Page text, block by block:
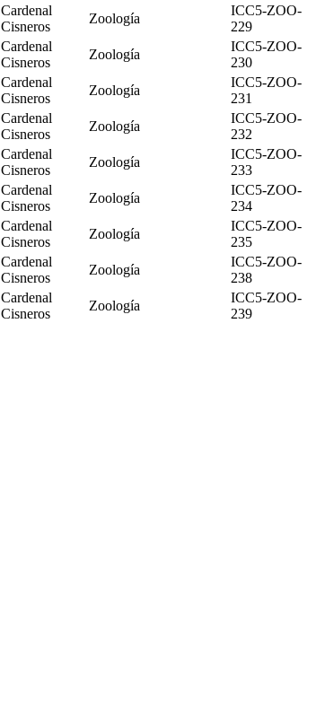
Cardenal
Cisneros
Zoología
ICC5-ZOO-
229
Cardenal
Cisneros
Zoología
ICC5-ZOO-
230
Cardenal
Cisneros
Zoología
ICC5-ZOO-
231
Cardenal
Cisneros
Zoología
ICC5-ZOO-
232
Cardenal
Cisneros
Zoología
ICC5-ZOO-
233
Cardenal
Cisneros
Zoología
ICC5-ZOO-
234
Cardenal
Cisneros
Zoología
ICC5-ZOO-
235
Cardenal
Cisneros
Zoología
ICC5-ZOO-
238
Cardenal
Cisneros
Zoología
ICC5-ZOO-
239